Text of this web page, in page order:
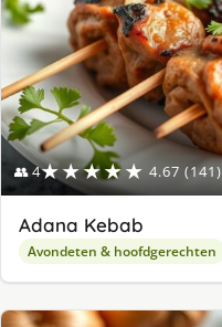
👥 4★★★★★ 4.67 (141)
Adana Kebab
Avondeten & hoofdgerechten